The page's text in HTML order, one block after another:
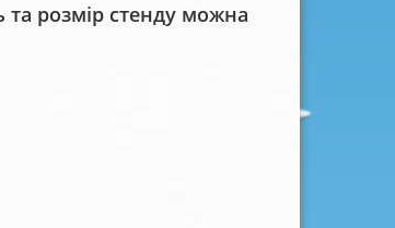
розмір стенду можна